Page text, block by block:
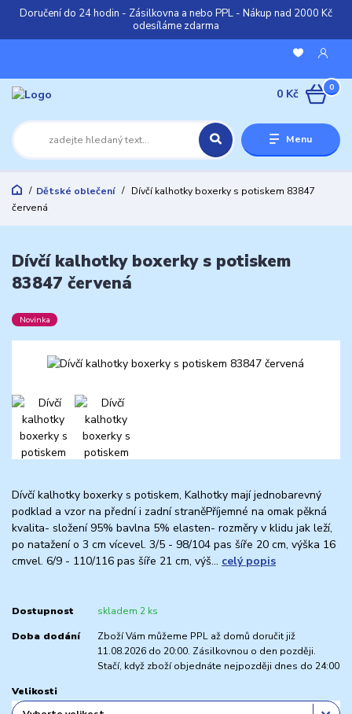
Doručení do 24 hodin - Zásilkovna a nebo PPL - Nákup nad 2000 Kč
odesíláme zdarma
Menu
0
0 Kč
Dětské oblečení
Dívčí kalhotky boxerky s potiskem 83847
červená
Dívčí kalhotky boxerky s potiskem
83847 červená
Novinka
Dívčí kalhotky boxerky s potiskem, Kalhotky mají jednobarevný
podklad a vzor na přední i zadní straněPříjemné na omak pěkná
kvalita- složení 95% bavlna 5% elasten- rozměry v klidu jak leží,
po natažení o 3 cm vícevel. 3/5 - 98/104 pas šíře 20 cm, výška 16
cmvel. 6/9 - 110/116 pas šíře 21 cm, výš... celý popis
Dostupnost skladem 2 ks
Doba dodání
Zboží Vám můžeme PPL až domů doručit již
11.08.2026 do 20:00. Zásilkovnou o den později.
Stačí, když zboží objednáte nejpozději dnes do 24:00
Velikosti